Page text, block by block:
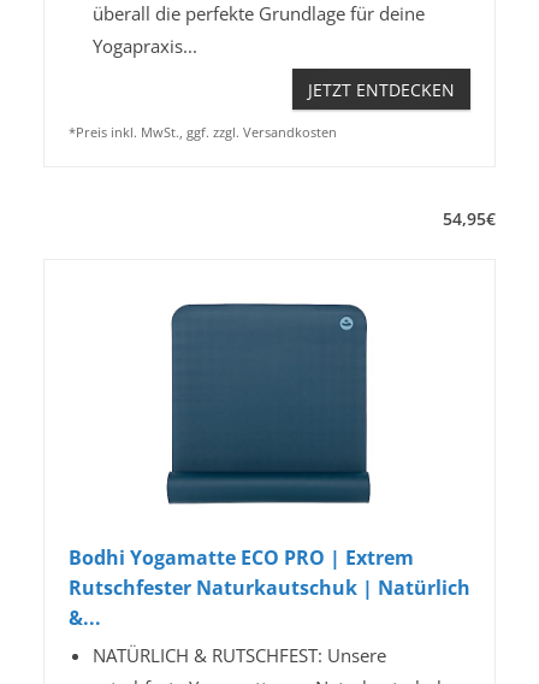
überall die perfekte Grundlage für deine
Yogapraxis...
JETZT ENTDECKEN
*Preis inkl. MwSt., ggf. zzgl. Versandkosten
54,95€
Bodhi Yogamatte ECO PRO | Extrem
Rutschfester Naturkautschuk | Natürlich
&...
NATÜRLICH & RUTSCHFEST: Unsere